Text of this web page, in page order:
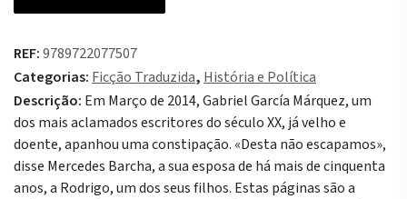
Gabo
Mercedes:
Uma
Despedida
REF:9789722077507
Categorias: Ficção Traduzida, História e Política
Descrição: Em Março de 2014, Gabriel García Márquez, um
dos mais aclamados escritores do século XX, já velho e
doente, apanhou uma constipação. «Desta não escapamos»,
disse Mercedes Barcha, a sua esposa de há mais de cinquenta
anos, a Rodrigo, um dos seus filhos. Estas páginas são a